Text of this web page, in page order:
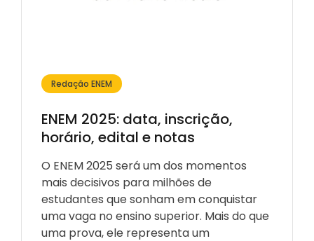
Redação ENEM
ENEM 2025: data, inscrição,
horário, edital e notas
O ENEM 2025 será um dos momentos
mais decisivos para milhões de
estudantes que sonham em conquistar
uma vaga no ensino superior. Mais do que
uma prova, ele representa um